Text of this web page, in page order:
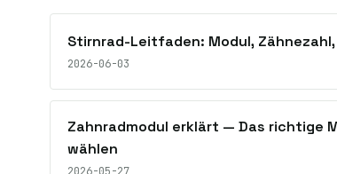
Stirnrad-Leitfaden: Modul,
2026-06-03
Zahnradmodul erklärt — Das richtige
wählen
2026-05-27